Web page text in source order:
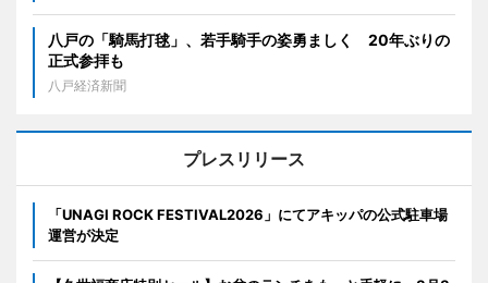
八戸の「騎馬打毬」、若手騎手の姿勇ましく 20年ぶりの
正式参拝も
八戸経済新聞
プレスリリース
「UNAGI ROCK FESTIVAL2026」にてアキッパの公式駐車場
運営が決定